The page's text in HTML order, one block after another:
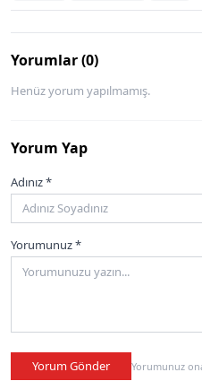
Yorumlar (0)
Henüz yorum yapılmamış.
Yorum Yap
Adınız *
Yorumunuz *
Yorum Gönder Yorumunuz